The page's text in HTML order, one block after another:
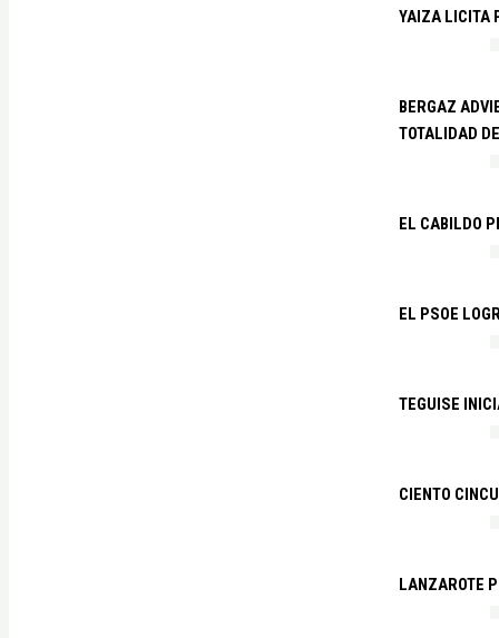
YAIZA LICITA
BERGAZ
TOTALIDAD
EL CABILDO
EL PSOE
TEGUISE
CIENTO
LANZAROTE